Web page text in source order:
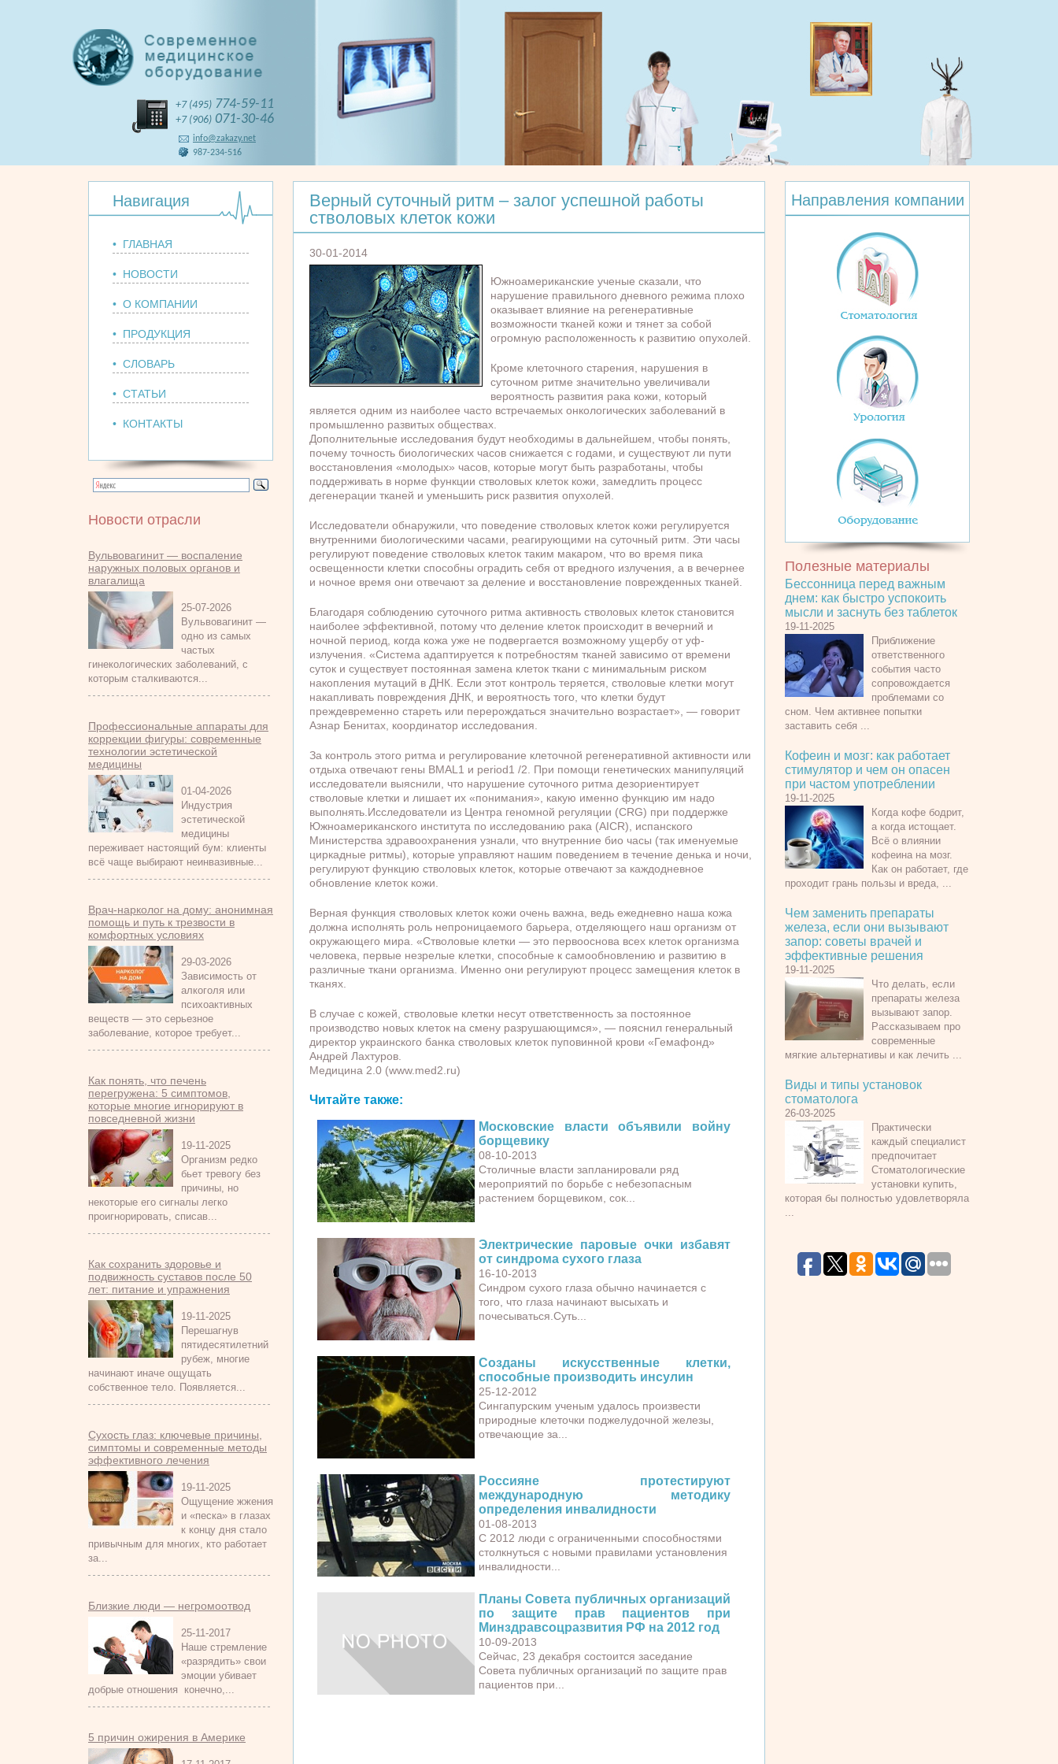
+7 (495) 774-59-11
+7 (906) 071-30-46
info@zakazy.net
987-234-516
Навигация
• ГЛАВНАЯ
• НОВОСТИ
• О КОМПАНИИ
• ПРОДУКЦИЯ
• СЛОВАРЬ
• СТАТЬИ
• КОНТАКТЫ
Новости отрасли
Вульвовагинит — воспаление
наружных половых органов и
влагалища
25-07-2026
Вульвовагинит —
одно из самых
частых
гинекологических заболеваний, с
которым сталкиваются...
Профессиональные аппараты для
коррекции фигуры: современные
технологии эстетической
медицины
01-04-2026
Индустрия
эстетической
медицины
переживает настоящий бум: клиенты
всё чаще выбирают неинвазивные...
Врач-нарколог на дому: анонимная
помощь и путь к трезвости в
комфортных условиях
29-03-2026
Зависимость от
алкоголя или
психоактивных
веществ — это серьезное
заболевание, которое требует...
Как понять, что печень
перегружена: 5 симптомов,
которые многие игнорируют в
повседневной жизни
19-11-2025
Организм редко
бьет тревогу без
причины, но
некоторые его сигналы легко
проигнорировать, списав...
Как сохранить здоровье и
подвижность суставов после 50
лет: питание и упражнения
19-11-2025
Перешагнув
пятидесятилетний
рубеж, многие
начинают иначе ощущать
собственное тело. Появляется...
Сухость глаз: ключевые причины,
симптомы и современные методы
эффективного лечения
19-11-2025
Ощущение жжения
и «песка» в глазах
к концу дня стало
привычным для многих, кто работает
за...
Близкие люди — негромоотвод
25-11-2017
Наше стремление
«разрядить» свои
эмоции убивает
добрые отношения конечно,...
5 причин ожирения в Америке
Верный суточный ритм – залог успешной работы
стволовых клеток кожи
30-01-2014
Южноамериканские ученые сказали, что
нарушение правильного дневного режима плохо
оказывает влияние на регенеративные
возможности тканей кожи и тянет за собой
огромную расположенность к развитию опухолей.
Кроме клеточного старения, нарушения в
суточном ритме значительно увеличивали
вероятность развития рака кожи, который
является одним из наиболее часто встречаемых онкологических заболеваний в
промышленно развитых обществах.
Дополнительные исследования будут необходимы в дальнейшем, чтобы понять,
почему точность биологических часов снижается с годами, и существуют ли пути
восстановления «молодых» часов, которые могут быть разработаны, чтобы
поддерживать в норме функции стволовых клеток кожи, замедлить процесс
дегенерации тканей и уменьшить риск развития опухолей.
Исследователи обнаружили, что поведение стволовых клеток кожи регулируется
внутренними биологическими часами, реагирующими на суточный ритм. Эти часы
регулируют поведение стволовых клеток таким макаром, что во время пика
освещенности клетки способны оградить себя от вредного излучения, а в вечернее
и ночное время они отвечают за деление и восстановление поврежденных тканей.
Благодаря соблюдению суточного ритма активность стволовых клеток становится
наиболее эффективной, потому что деление клеток происходит в вечерний и
ночной период, когда кожа уже не подвергается возможному ущербу от уф-
излучения. «Система адаптируется к потребностям тканей зависимо от времени
суток и существует постоянная замена клеток ткани с минимальным риском
накопления мутаций в ДНК. Если этот контроль теряется, стволовые клетки могут
накапливать повреждения ДНК, и вероятность того, что клетки будут
преждевременно стареть или перерождаться значительно возрастает», — говорит
Азнар Бенитах, координатор исследования.
За контроль этого ритма и регулирование клеточной регенеративной активности или
отдыха отвечают гены BMAL1 и period1 /2. При помощи генетических манипуляций
исследователи выяснили, что нарушение суточного ритма дезориентирует
стволовые клетки и лишает их «понимания», какую именно функцию им надо
выполнять.Исследователи из Центра геномной регуляции (CRG) при поддержке
Южноамериканского института по исследованию рака (AICR), испанского
Министерства здравоохранения узнали, что внутренние био часы (так именуемые
циркадные ритмы), которые управляют нашим поведением в течение денька и ночи,
регулируют функцию стволовых клеток, которые отвечают за каждодневное
обновление клеток кожи.
Верная функция стволовых клеток кожи очень важна, ведь ежедневно наша кожа
должна исполнять роль непроницаемого барьера, отделяющего наш организм от
окружающего мира. «Стволовые клетки — это первооснова всех клеток организма
человека, первые незрелые клетки, способные к самообновлению и развитию в
различные ткани организма. Именно они регулируют процесс замещения клеток в
тканях.
В случае с кожей, стволовые клетки несут ответственность за постоянное
производство новых клеток на смену разрушающимся», — пояснил генеральный
директор украинского банка стволовых клеток пуповинной крови «Гемафонд»
Андрей Лахтуров.
Медицина 2.0 (www.med2.ru)
Читайте также:
Московские власти объявили войну
борщевику
08-10-2013
Столичные власти запланировали ряд
мероприятий по борьбе с небезопасным
растением борщевиком, сок...
Электрические паровые очки избавят
от синдрома сухого глаза
16-10-2013
Синдром сухого глаза обычно начинается с
того, что глаза начинают высыхать и
почесываться.Суть...
Созданы искусственные клетки,
способные производить инсулин
25-12-2012
Сингапурским ученым удалось произвести
природные клеточки поджелудочной железы,
отвечающие за...
Россияне протестируют
международную методику
определения инвалидности
01-08-2013
С 2012 люди с ограниченными способностями
столкнуться с новыми правилами установления
инвалидности...
Планы Совета публичных организаций
по защите прав пациентов при
Минздравсоцразвития РФ на 2012 год
10-09-2013
Сейчас, 23 декабря состоится заседание
Совета публичных организаций по защите прав
пациентов при...
Направления компании
Полезные материалы
Бессонница перед важным
днем: как быстро успокоить
мысли и заснуть без таблеток
19-11-2025
Приближение
ответственного
события часто
сопровождается
проблемами со
сном. Чем активнее попытки
заставить себя ...
Кофеин и мозг: как работает
стимулятор и чем он опасен
при частом употреблении
19-11-2025
Когда кофе бодрит,
а когда истощает.
Всё о влиянии
кофеина на мозг.
Как он работает, где
проходит грань пользы и вреда, ...
Чем заменить препараты
железа, если они вызывают
запор: советы врачей и
эффективные решения
19-11-2025
Что делать, если
препараты железа
вызывают запор.
Рассказываем про
современные
мягкие альтернативы и как лечить ...
Виды и типы установок
стоматолога
26-03-2025
Практически
каждый специалист
предпочитает
Стоматологические
установки купить,
которая бы полностью удовлетворяла
...